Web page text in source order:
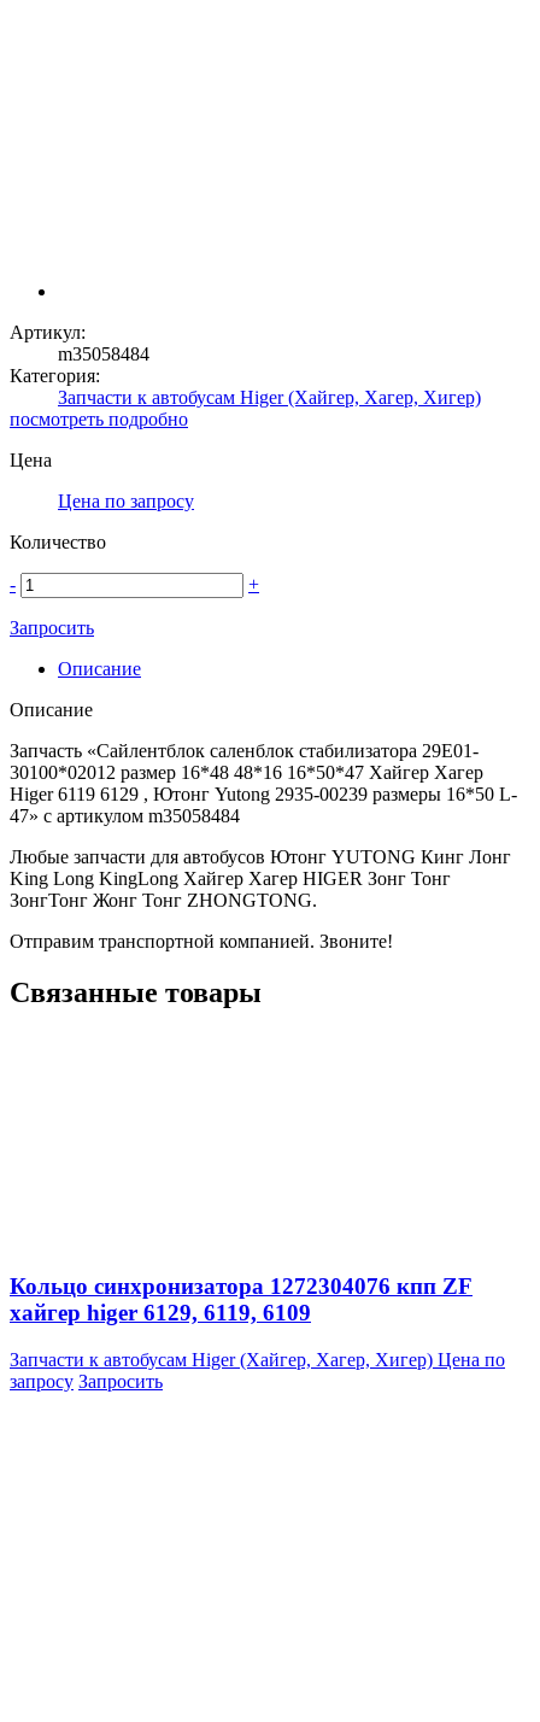
Артикул:
m35058484
Категория:
Запчасти к автобусам Higer (Хайгер, Хагер, Хигер)
посмотреть подробно
Цена
Цена по запросу
Количество
- +
Запросить
Описание
Описание
Запчасть «Сайлентблок саленблок стабилизатора 29E01-
30100*02012 размер 16*48 48*16 16*50*47 Хайгер Хагер
Higer 6119 6129 , Ютонг Yutong 2935-00239 размеры 16*50 L-
47» с артикулом m35058484
Любые запчасти для автобусов Ютонг YUTONG Кинг Лонг
King Long KingLong Хайгер Хагер HIGER Зонг Тонг
ЗонгТонг Жонг Тонг ZHONGTONG.
Отправим транспортной компанией. Звоните!
Связанные товары
Кольцо синхронизатора 1272304076 кпп ZF
хайгер higer 6129, 6119, 6109
Запчасти к автобусам Higer (Хайгер, Хагер, Хигер) Цена по
запросу Запросить